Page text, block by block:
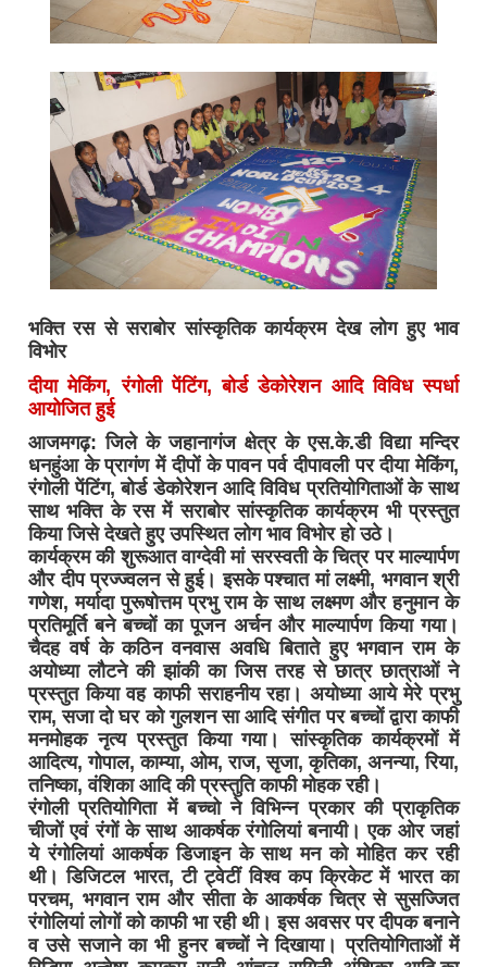
भक्ति रस से सराबोर सांस्कृतिक कार्यक्रम देख लोग हुए भाव
विभोर
दीया मेकिंग, रंगोली पेंटिंग, बोर्ड डेकोरेशन आदि विविध स्पर्धा
आयोजित हुई
आजमगढ़: जिले के जहानागंज क्षेत्र के एस.के.डी विद्या मन्दिर
धनहुंआ के प्रागंण में दीपों के पावन पर्व दीपावली पर दीया मेकिंग,
रंगोली पेंटिंग, बोर्ड डेकोरेशन आदि विविध प्रतियोगिताओं के साथ
साथ भक्ति के रस में सराबोर सांस्कृतिक कार्यक्रम भी प्रस्तुत
किया जिसे देखते हुए उपस्थित लोग भाव विभोर हो उठे।
कार्यक्रम की शुरूआत वाग्देवी मां सरस्वती के चित्र पर माल्यार्पण
और दीप प्रज्ज्वलन से हुई। इसके पश्चात मां लक्ष्मी, भगवान श्री
गणेश, मर्यादा पुरूषोत्तम प्रभु राम के साथ लक्ष्मण और हनुमान के
प्रतिमूर्ति बने बच्चों का पूजन अर्चन और माल्यार्पण किया गया।
चैदह वर्ष के कठिन वनवास अवधि बिताते हुए भगवान राम के
अयोध्या लौटने की झांकी का जिस तरह से छात्र छात्राओं ने
प्रस्तुत किया वह काफी सराहनीय रहा। अयोध्या आये मेरे प्रभु
राम, सजा दो घर को गुलशन सा आदि संगीत पर बच्चों द्वारा काफी
मनमोहक नृत्य प्रस्तुत किया गया। सांस्कृतिक कार्यक्रमों में
आदित्य, गोपाल, काम्या, ओम, राज, सृजा, कृतिका, अनन्या, रिया,
तनिष्का, वंशिका आदि की प्रस्तुति काफी मोहक रही।
रंगोली प्रतियोगिता में बच्चो ने विभिन्न प्रकार की प्राकृतिक
चीजों एवं रंगों के साथ आकर्षक रंगोलियां बनायी। एक ओर जहां
ये रंगोलियां आकर्षक डिजाइन के साथ मन को मोहित कर रही
थी। डिजिटल भारत, टी ट्वेटीं विश्व कप क्रिकेट में भारत का
परचम, भगवान राम और सीता के आकर्षक चित्र से सुसज्जित
रंगोलियां लोगों को काफी भा रही थी। इस अवसर पर दीपक बनाने
व उसे सजाने का भी हुनर बच्चों ने दिखाया। प्रतियोगिताओं में